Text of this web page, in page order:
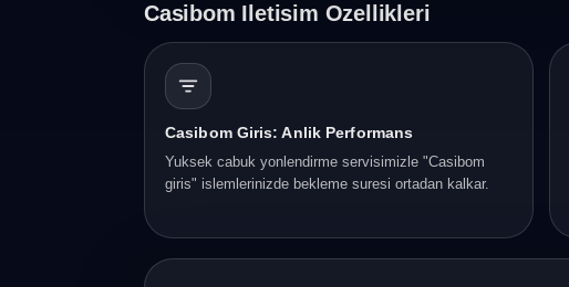
Casibom Iletisim Ozellikleri
Casibom Giris: Anlik Performans
Yuksek cabuk yonlendirme servisimizle "Casibom
giris" islemlerinizde bekleme suresi ortadan kalkar.